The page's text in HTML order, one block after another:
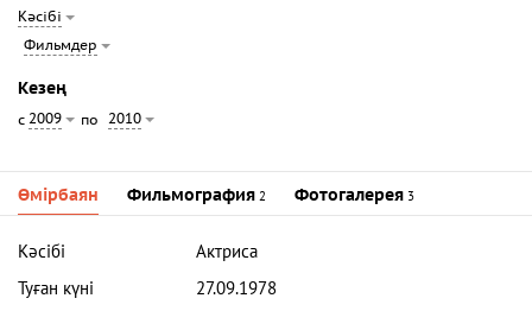
Кәсібі
Фильмдер
Кезең
с 2009 по 2010
Өмірбаян Фильмография 2 Фотогалерея 3
Кәсібі
Актриса
Туған күні
27.09.1978